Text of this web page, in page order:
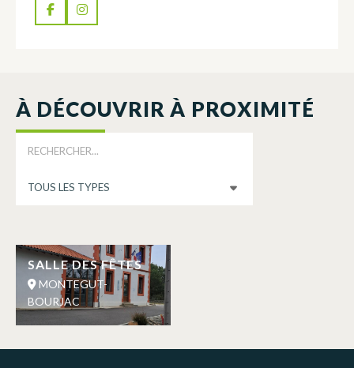
À DÉCOUVRIR À PROXIMITÉ
SALLE DES FÊTES
MONTEGUT-
BOURJAC